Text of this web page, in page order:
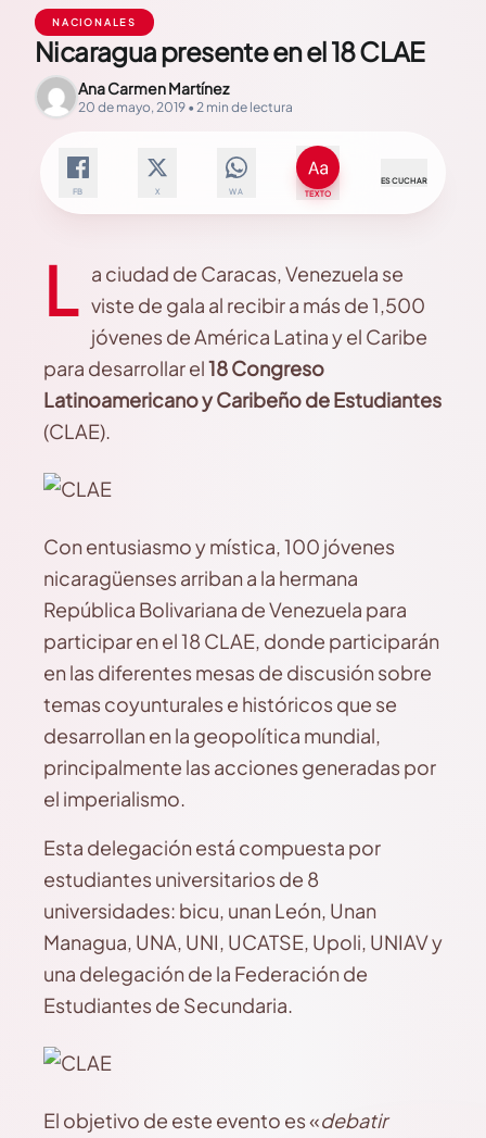
NACIONALES
Nicaragua presente en el 18 CLAE
Ana Carmen Martínez
20 de mayo, 2019 • 2 min de lectura
FB X WA TEXTO
ESCUCHAR
L a ciudad de Caracas, Venezuela se
viste de gala al recibir a más de 1,500
jóvenes de América Latina y el Caribe
para desarrollar el18 Congreso
Latinoamericano y Caribeño de Estudiantes
(CLAE).
Con entusiasmo y mística, 100 jóvenes
nicaragüenses arriban a la hermana
República Bolivariana de Venezuela para
participar en el 18 CLAE, donde participarán
en las diferentes mesas de discusión sobre
temas coyunturales e históricos que se
desarrollan en la geopolítica mundial,
principalmente las acciones generadas por
el imperialismo.
Esta delegación está compuesta por
estudiantes universitarios de 8
universidades: bicu, unan León, Unan
Managua, UNA, UNI, UCATSE, Upoli, UNIAV y
una delegación de la Federación de
Estudiantes de Secundaria.
El objetivo de este evento es «debatir